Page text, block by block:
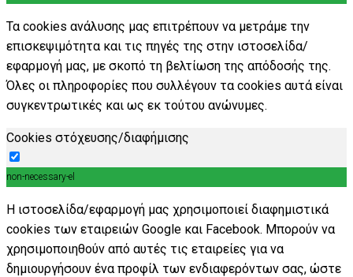
Τα cookies ανάλυσης μας επιτρέπουν να μετράμε την
επισκεψιμότητα και τις πηγές της στην ιστοσελίδα/
εφαρμογή μας, με σκοπό τη βελτίωση της απόδοσής της.
Όλες οι πληροφορίες που συλλέγουν τα cookies αυτά είναι
συγκεντρωτικές και ως εκ τούτου ανώνυμες.
Cookies στόχευσης/διαφήμισης
non-necessary-el
Η ιστοσελίδα/εφαρμογή μας χρησιμοποιεί διαφημιστικά
cookies των εταιρειών Google και Facebook. Μπορούν να
χρησιμοποιηθούν από αυτές τις εταιρείες για να
δημιουργήσουν ένα προφίλ των ενδιαφερόντων σας, ώστε